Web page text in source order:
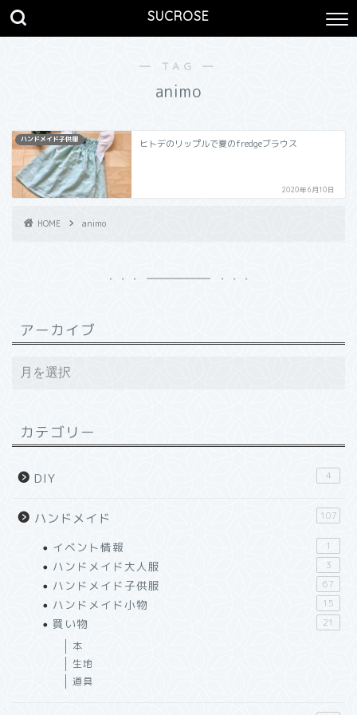
SUCROSE
― TAG ―
animo
ハンドメイド子供服 ヒトデのリップルで夏のfredgeブラウス
2020年6月10日
HOME animo
アーカイブ
カテゴリー
DIY 4
ハンドメイド 107
イベント情報 1
ハンドメイド大人服 3
ハンドメイド子供服 67
ハンドメイド小物 15
買い物 21
本
生地
道具